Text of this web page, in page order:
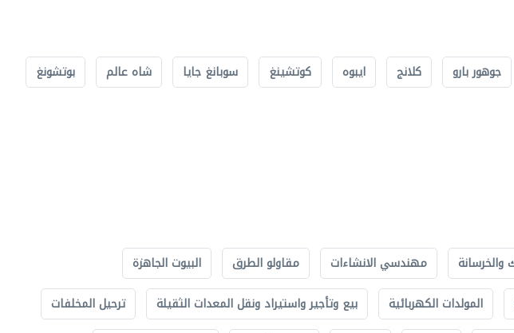
جوهور بارو كلانج ايبوه كوتشينغ سوبانغ جايا شاه عالم بوتشونغ
والخرسانة مهندسي الانشاءات مقاولو الطرق
البيوت الجاهزة
المولدات الكهربائية بيع وتأجير واستيراد ونقل المعدات الثقيلة
ترحيل المخلفات